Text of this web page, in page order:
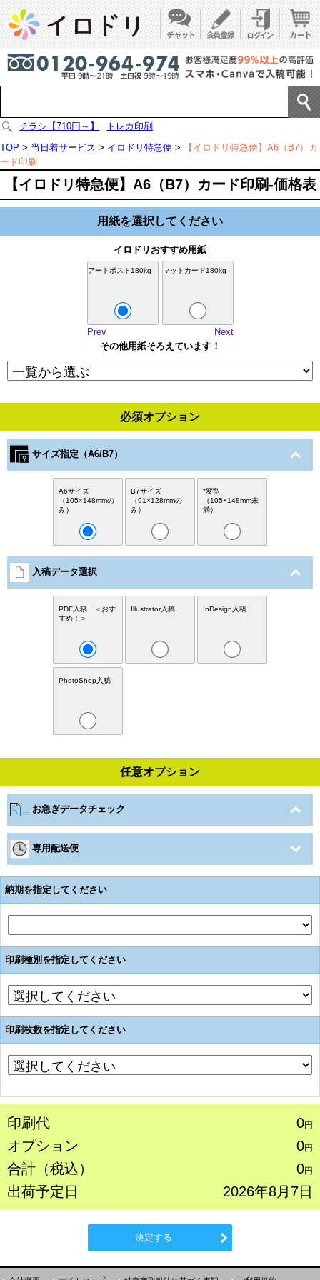
チラシ【710円～】
トレカ印刷
TOP > 当日着サービス > イロドリ特急便 >
【イロドリ特急便】A6（B7）カ
ード印刷
【イロドリ特急便】A6（B7）カード印刷-価格表
用紙を選択してください
イロドリおすすめ用紙
アートポスト180kg マットカード180kg
Prev
Next
その他用紙そろえています！
必須オプション
サイズ指定（A6/B7）
A6サイズ
（105×148mmの
み）
B7サイズ
（91×128mmの
み）
*変型
（105×148mm未
満）
入稿データ選択
PDF入稿 ＜おす
すめ！＞
Illustrator入稿 InDesign入稿
PhotoShop入稿
任意オプション
お急ぎデータチェック
専用配送便
納期を指定してください
印刷種別を指定してください
印刷枚数を指定してください
印刷代 0円
オプション 0円
合計（税込） 0円
出荷予定日 2026年8月7日
決定する